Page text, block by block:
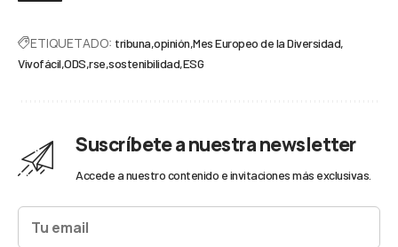
ETIQUETADO: tribuna opinión Mes Europeo de la Diversidad
Vivofácil ODS rse sostenibilidad ESG
Suscríbete a nuestra newsletter
Accede a nuestro contenido e invitaciones más exclusivas.